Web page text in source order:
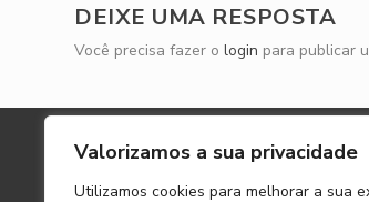
Valorizamos a sua privacidade
Utilizamos cookies para melhorar a sua
DEIXE UMA RESPOSTA
Você precisa fazer ologin para publicar
A MERCEDES MAG
Mercedes Magazine é um site